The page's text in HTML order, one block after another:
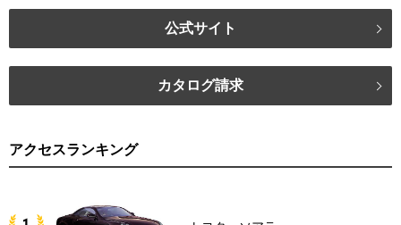
公式サイト
カタログ請求
アクセスランキング